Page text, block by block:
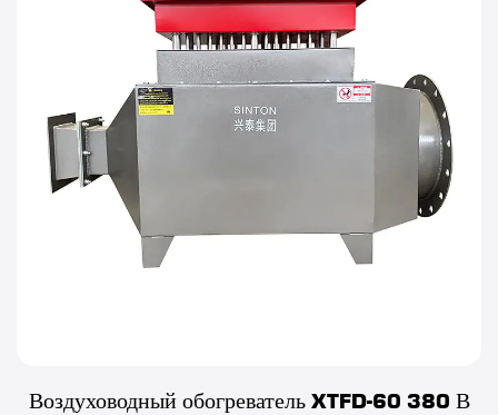
Воздуховодный обогреватель XTFD-60 380 В